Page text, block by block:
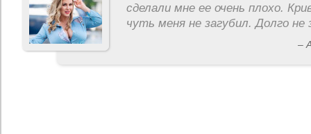
сделали мне ее очень плохо.
чуть меня не загубил. Долго не
–